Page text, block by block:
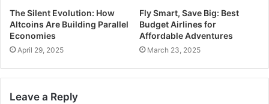
The Silent Evolution: How
Altcoins Are Building Parallel
Economies
April 29, 2025
Fly Smart, Save Big: Best
Budget Airlines for
Affordable Adventures
March 23, 2025
Leave a Reply